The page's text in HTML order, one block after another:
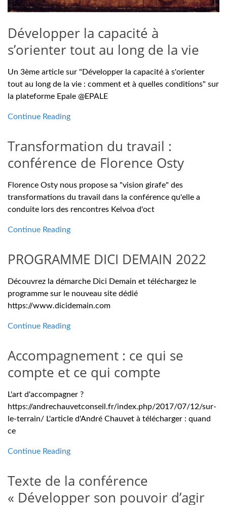
Développer la capacité à
s’orienter tout au long de la vie
Un 3ème article sur "Développer la capacité à s'orienter
tout au long de la vie : comment et à quelles conditions" sur
la plateforme Epale @EPALE
Continue Reading
Transformation du travail :
conférence de Florence Osty
Florence Osty nous propose sa "vision girafe" des
transformations du travail dans la conférence qu'elle a
conduite lors des rencontres Kelvoa d'oct
Continue Reading
PROGRAMME DICI DEMAIN 2022
Découvrez la démarche Dici Demain et téléchargez le
programme sur le nouveau site dédié
https://www.dicidemain.com
Continue Reading
Accompagnement : ce qui se
compte et ce qui compte
L'art d'accompagner ?
https://andrechauvetconseil.fr/index.php/2017/07/12/sur-
le-terrain/ L'article d'André Chauvet à télécharger : quand
ce
Continue Reading
Texte de la conférence
« Développer son pouvoir d’agir